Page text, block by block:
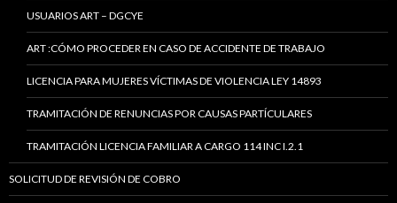
USUARIOS ART – DGCYE
ART :CÓMO PROCEDER EN CASO DE ACCIDENTE DE TRABAJO
LICENCIA PARA MUJERES VÍCTIMAS DE VIOLENCIA LEY 14893
TRAMITACIÓN DE RENUNCIAS POR CAUSAS PARTÍCULARES
TRAMITACIÓN LICENCIA FAMILIAR A CARGO 114 INC I.2.1
SOLICITUD DE REVISIÓN DE COBRO